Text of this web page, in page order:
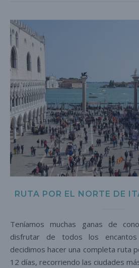
RUTA POR EL NORTE DE
Teníamos muchas ganas de conocer la bella Italia y
disfrutar de todos los
decidimos hacer una completa ruta
12 días, recorriendo las ciudades